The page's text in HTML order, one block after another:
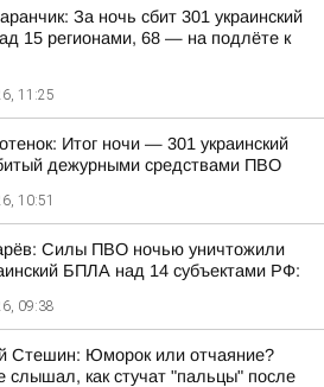
За ночь сбит 301 украинский
15 регионами, 68 — на подлёте к
11:25
Итог ночи — 301 украинский
дежурными средствами ПВО
10:51
Силы ПВО ночью уничтожили
БПЛА над 14 субъектами РФ:
09:38
Стешин: Юморок или отчаяние?
слышал, как стучат "пальцы" после